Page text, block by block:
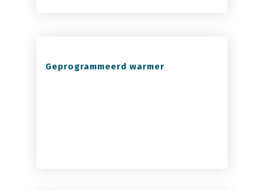
Geprogrammeerd warmer